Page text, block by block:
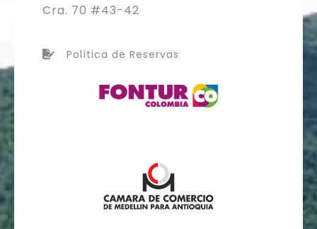
Cra. 70 #43-42
Política de Reservas